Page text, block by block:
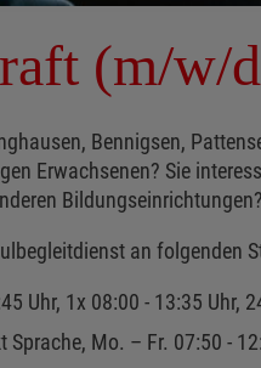
(m/
Bennigsen,
Erwachsenen? Sie
an folgenden
Uhr, 1x 08:00 - 13:35 Uhr,
Sprache, Mo. – Fr. 07:50 -